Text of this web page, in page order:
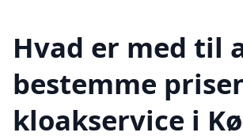
Hvad er med til
bestemme
kloakservice i